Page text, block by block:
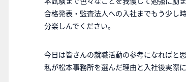
合格発表・監査法人への入社までもう少し
分楽しんでください。
今日は皆さんの就職活動の参考になればと思
私が松本事務所を選んだ理由と入社後実際